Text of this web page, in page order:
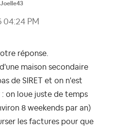
Joelle43
04:24 PM
réponse.
maison secondaire
de SIRET et on n'est
: on loue juste de temps
8 weekends par an)
les factures pour que